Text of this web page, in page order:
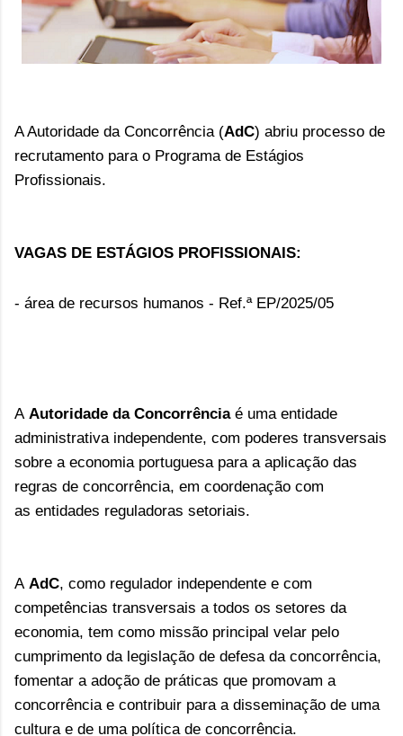
A Autoridade da Concorrência (AdC) abriu processo de
recrutamento para o Programa de Estágios
Profissionais.
VAGAS DE ESTÁGIOS PROFISSIONAIS:
- área de recursos humanos - Ref.ª EP/2025/05
A Autoridade da Concorrênciaé uma entidade
administrativa independente, com poderes transversais
sobre a economia portuguesa para a aplicação das
regras de concorrência, em coordenação com
as entidades reguladoras setoriais.
A AdC, como regulador independente e com
competências transversais a todos os setores da
economia, tem como missão principal velar pelo
cumprimento da legislação de defesa da concorrência,
fomentar a adoção de práticas que promovam a
concorrência e contribuir para a disseminação de uma
cultura e de uma política de concorrência.